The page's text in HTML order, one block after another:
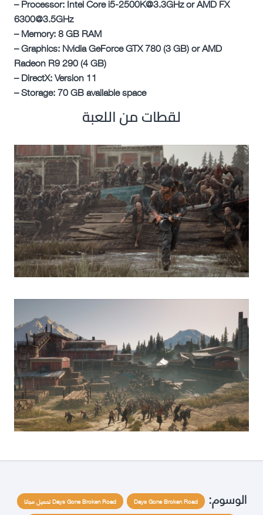
6300@3.5GHz
– Memory: 8 GB RAM
– Graphics: Nvidia GeForce GTX 780 (3 GB) or AMD
Radeon R9 290 (4 GB)
– DirectX: Version 11
– Storage: 70 GB available space
لقطات من اللعبة
الوسوم: Days Gone Broken Road
Days Gone Broken Road تحميل مجانا